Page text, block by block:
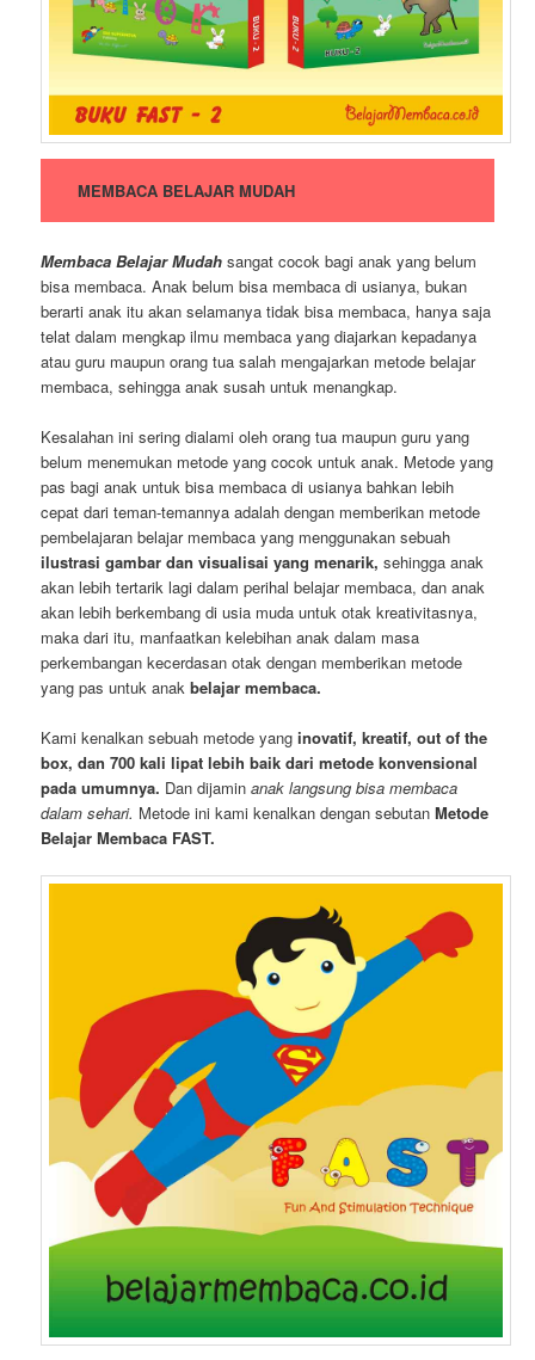
MEMBACA BELAJAR MUDAH
Membaca Belajar Mudah sangat cocok bagi anak yang belum
bisa membaca. Anak belum bisa membaca di usianya, bukan
berarti anak itu akan selamanya tidak bisa membaca, hanya saja
telat dalam mengkap ilmu membaca yang diajarkan kepadanya
atau guru maupun orang tua salah mengajarkan metode belajar
membaca, sehingga anak susah untuk menangkap.
Kesalahan ini sering dialami oleh orang tua maupun guru yang
belum menemukan metode yang cocok untuk anak. Metode yang
pas bagi anak untuk bisa membaca di usianya bahkan lebih
cepat dari teman-temannya adalah dengan memberikan metode
pembelajaran belajar membaca yang menggunakan sebuah
ilustrasi gambar dan visualisai yang menarik, sehingga anak
akan lebih tertarik lagi dalam perihal belajar membaca, dan anak
akan lebih berkembang di usia muda untuk otak kreativitasnya,
maka dari itu, manfaatkan kelebihan anak dalam masa
perkembangan kecerdasan otak dengan memberikan metode
yang pas untuk anakbelajar membaca.
Kami kenalkan sebuah metode yanginovatif, kreatif, out of the
box, dan 700 kali lipat lebih baik dari metode konvensional
pada umumnya. Dan dijaminanak langsung bisa membaca
dalam sehari. Metode ini kami kenalkan dengan sebutan Metode
Belajar Membaca FAST.